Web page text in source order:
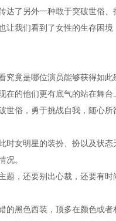
了另外一种敢于突破世俗、
我们看到了女性的生存困
竟是哪位演员能够获得如此
的他们更有底气的站在舞台
俗，勇于挑战自我，随心所
女明星的装扮、扮以及状态
况。
，还要别出心裁，还要有时
黑色西装，顶多在颜色或者